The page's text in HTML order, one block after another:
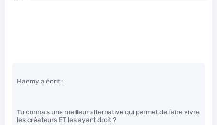
Haemy a écrit :
Tu connais une meilleur alternative qui permet de faire vivre
les créateurs ET les ayant droit ?